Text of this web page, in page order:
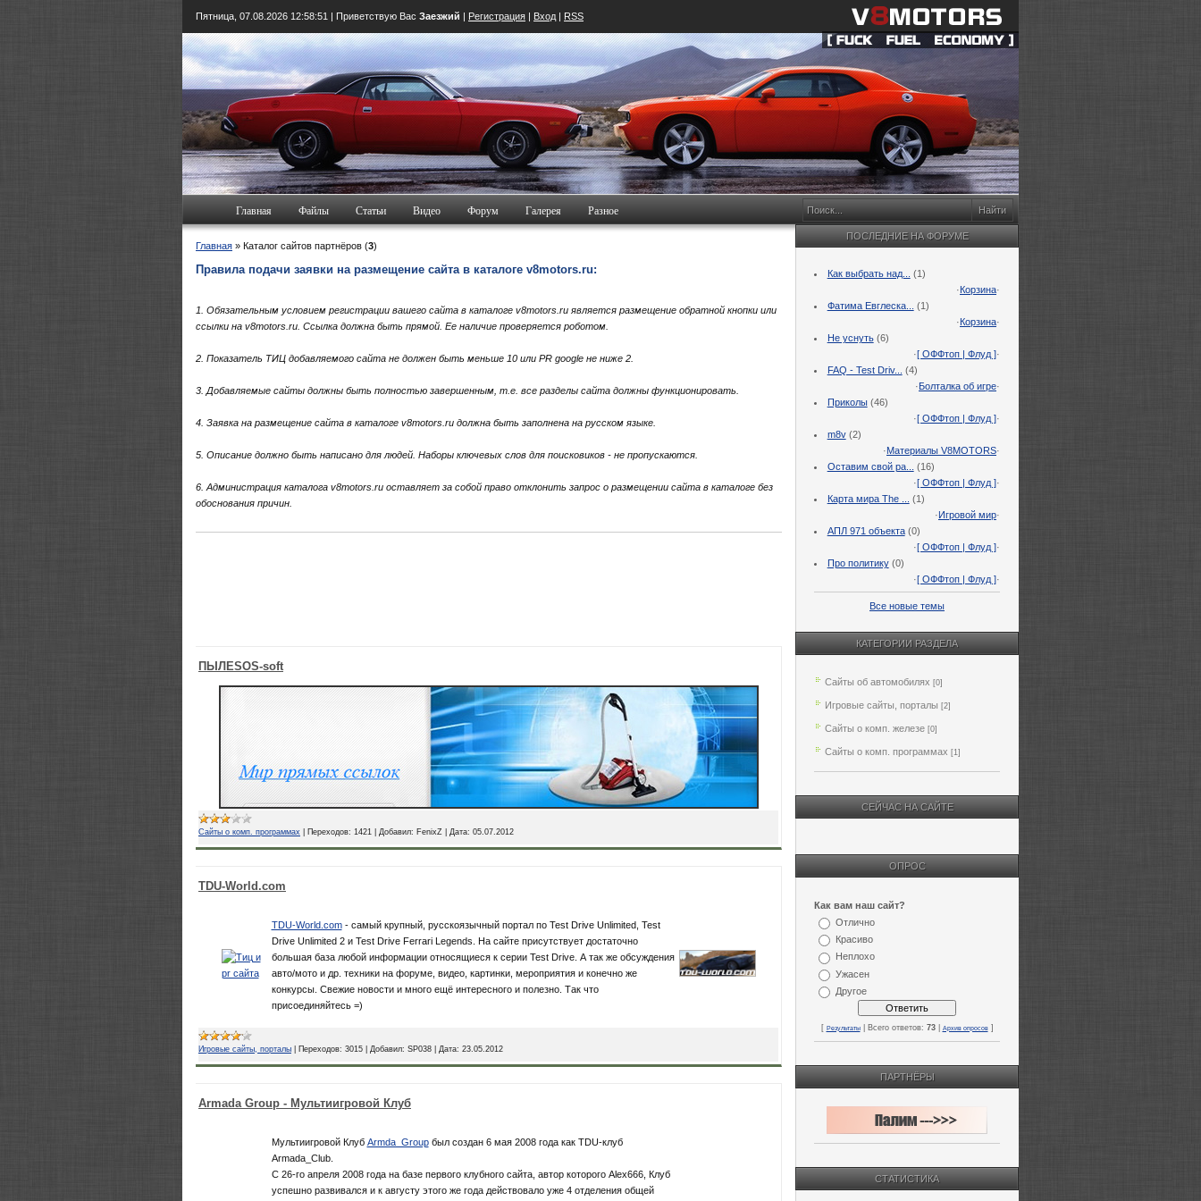
Пятница, 07.08.2026 12:58:51 | Приветствую Вас Заезжий | Регистрация | Вход | RSS
Главная Файлы Статьи Видео Форум Галерея Разное
Главная » Каталог сайтов партнёров (3)
Правила подачи заявки на размещение сайта в каталоге v8motors.ru:
1. Обязательным условием регистрации вашего сайта в каталоге v8motors.ru является размещение обратной кнопки или
ссылки на v8motors.ru. Ссылка должна быть прямой. Ее наличие проверяется роботом.
2. Показатель ТИЦ добавляемого сайта не должен быть меньше 10 или PR google не ниже 2.
3. Добавляемые сайты должны быть полностью завершенным, т.е. все разделы сайта должны функционировать.
4. Заявка на размещение сайта в каталоге v8motors.ru должна быть заполнена на русском языке.
5. Описание должно быть написано для людей. Наборы ключевых слов для поисковиков - не пропускаются.
6. Администрация каталога v8motors.ru оставляет за собой право отклонить запрос о размещении сайта в каталоге без
обоснования причин.
ПЫЛЕSOS-soft
Сайты о комп. программах Переходов: 1421 Добавил: FenixZ Дата: 05.07.2012
TDU-World.com
TDU-World.com- самый крупный, русскоязычный портал по Test Drive Unlimited, Test
Drive Unlimited 2 и Test Drive Ferrari Legends. На сайте присутствует достаточно
большая база любой информации относящиеся к серии Test Drive. А так же обсуждения
авто/мото и др. техники на форуме, видео, картинки, мероприятия и конечно же
конкурсы. Свежие новости и много ещё интересного и полезно. Так что
присоединяйтесь =)
Игровые сайты, порталы Переходов: 3015 Добавил: SP038 Дата: 23.05.2012
Armada Group - Мультиигровой Клуб
Мультиигровой Клуб Armda_Groupбыл создан 6 мая 2008 года как TDU-клуб
Armada_Club.
С 26-го апреля 2008 года на базе первого клубного сайта, автор которого Alex666, Клуб
успешно развивался и к августу этого же года действовало уже 4 отделения общей
ПОСЛЕДНИЕ НА ФОРУМЕ
Как выбрать над...
(1)
·Корзина·
Фатима Евглеска...
(1)
·Корзина·
Не уснуть (6)
·[ ОФФтоп | Флуд ]·
FAQ - Test Driv...
(4)
·Болталка об игре·
Приколы (46)
·[ ОФФтоп | Флуд ]·
m8v (2)
·Материалы V8MOTORS·
Оставим свой ра...
(16)
·[ ОФФтоп | Флуд ]·
Карта мира The ...
(1)
·Игровой мир·
АПЛ 971 объекта (0)
·[ ОФФтоп | Флуд ]·
Про политику (0)
·[ ОФФтоп | Флуд ]·
Все новые темы
КАТЕГОРИИ РАЗДЕЛА
Сайты об автомобилях [0]
Игровые сайты, порталы [2]
Сайты о комп. железе [0]
Сайты о комп. программах [1]
СЕЙЧАС НА САЙТЕ
ОПРОС
Как вам наш сайт?
Отлично
Красиво
Неплохо
Ужасен
Другое
[ Результаты| Всего ответов: 73| Архив опросов]
ПАРТНЁРЫ
СТАТИСТИКА